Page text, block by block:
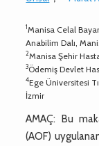
1Manisa Celal
Anabilim Dalı,
2Manisa Şehir
3Ödemiş Devlet
4Ege Üniversitesi
İzmir
AMAÇ: Bu
(AOF)